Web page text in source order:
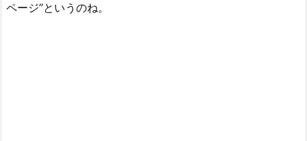
ページ”というのね。